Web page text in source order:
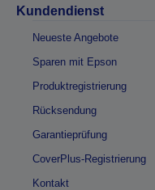
Kundendienst
Neueste Angebote
Sparen mit Epson
Produktregistrierung
Rücksendung
Garantieprüfung
CoverPlus-Registrierung
Kontakt